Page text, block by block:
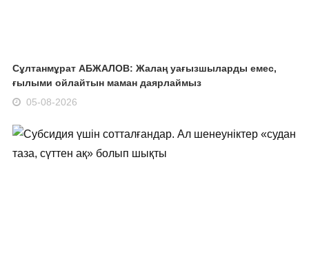
Сұлтанмұрат АБЖАЛОВ: Жалаң уағызшыларды емес,
ғылыми ойлайтын маман даярлаймыз
05-08-2026